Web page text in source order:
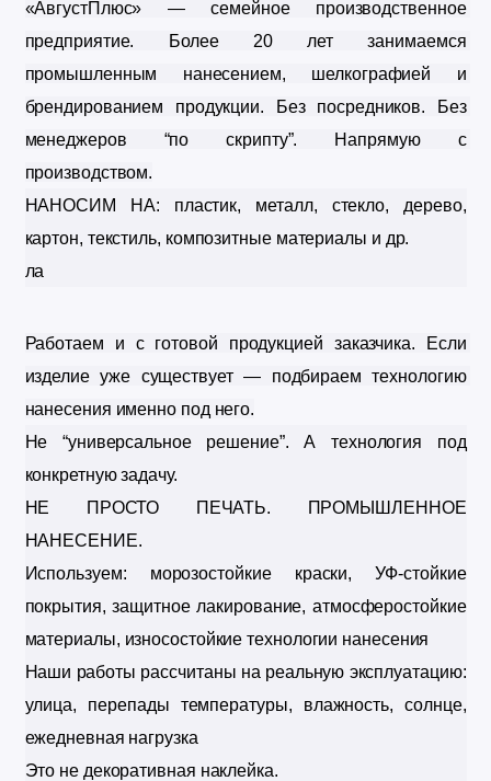
«АвгустПлюс» — семейное производственное
предприятие. Более 20 лет занимаемся
промышленным нанесением, шелкографией и
брендированием продукции. Без посредников. Без
менеджеров “по скрипту”. Напрямую с
производством.
НАНОСИМ НА: пластик, металл, стекло, дерево,
картон, текстиль, композитные материалы и др.
ла
Работаем и с готовой продукцией заказчика. Если
изделие уже существует — подбираем технологию
нанесения именно под него.
Не “универсальное решение”. А технология под
конкретную задачу.
НЕ ПРОСТО ПЕЧАТЬ. ПРОМЫШЛЕННОЕ
НАНЕСЕНИЕ.
Используем: морозостойкие краски, УФ-стойкие
покрытия, защитное лакирование, атмосферостойкие
материалы, износостойкие технологии нанесения
улица, перепады температуры, влажность, солнце,
ежедневная нагрузка
Это не декоративная наклейка.